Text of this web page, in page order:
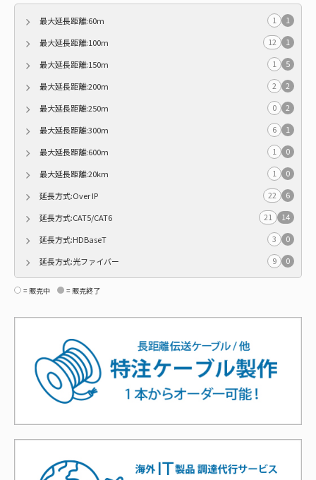
最大延長距離:60m 1
1
最大延長距離:100m
12
1
最大延長距離:150m
1
5
最大延長距離:200m
2
2
最大延長距離:250m
0
2
最大延長距離:300m
6
1
最大延長距離:600m
1
0
最大延長距離:20km
1
0
延長方式:Over IP
22
6
延長方式:CAT5/CAT6
21
14
延長方式:HDBaseT
3
0
延長方式:光ファイバー
9 0
= 販売中 = 販売終了